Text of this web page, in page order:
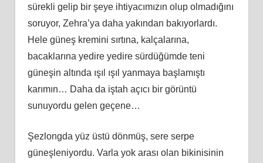
sürekli gelip bir şeye ihtiyacımızın olup olmadığını
soruyor, Zehra’ya daha yakından bakıyorlardı.
Hele güneş kremini sırtına, kalçalarına,
bacaklarına yedire yedire sürdüğümde teni
güneşin altında ışıl ışıl yanmaya başlamıştı
karımın… Daha da iştah açıcı bir görüntü
sunuyordu gelen geçene…
Şezlongda yüz üstü dönmüş, sere serpe
güneşleniyordu. Varla yok arası olan bikinisinin